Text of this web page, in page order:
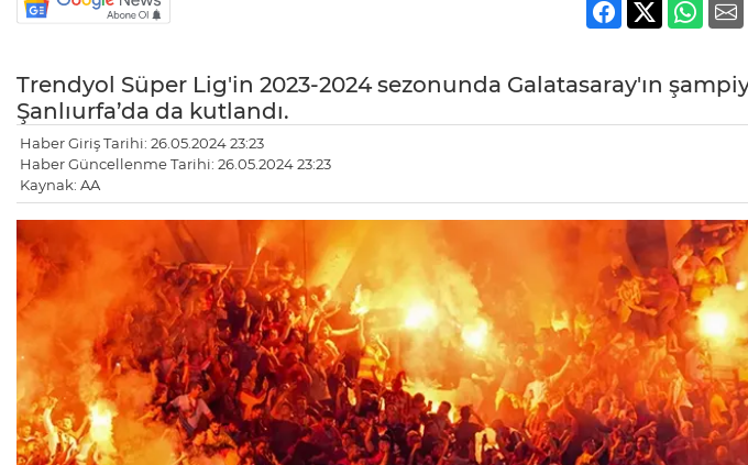
Trendyol Süper Lig'in 2023-2024 sezonunda Galatasaray'ın
Şanlıurfa’da da kutlandı.
Haber Giriş Tarihi: 26.05.2024 23:23
Haber Güncellenme Tarihi: 26.05.2024 23:23
Kaynak: AA